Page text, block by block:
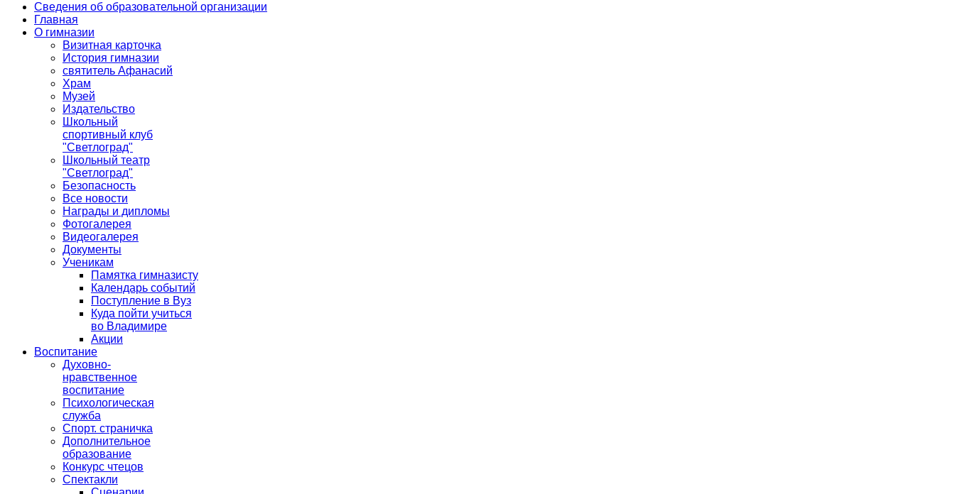
Сведения об образовательной организации
Главная
О гимназии
Визитная карточка
История гимназии
святитель Афанасий
Храм
Музей
Издательство
Школьный
спортивный клуб
"Светлоград"
Школьный театр
"Светлоград"
Безопасность
Все новости
Награды и дипломы
Фотогалерея
Видеогалерея
Документы
Ученикам
Памятка гимназисту
Календарь событий
Поступление в Вуз
Куда пойти учиться
во Владимире
Акции
Воспитание
Духовно-
нравственное
воспитание
Психологическая
служба
Спорт. страничка
Дополнительное
образование
Конкурс чтецов
Спектакли